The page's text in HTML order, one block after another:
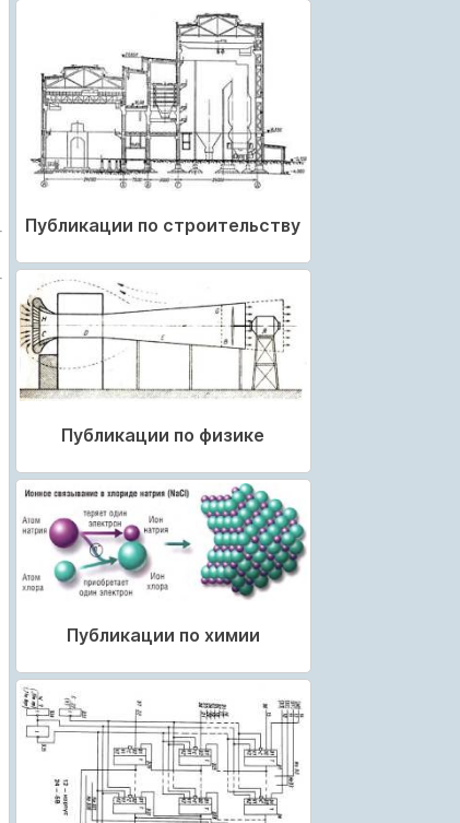
Публикации по строительству
Публикации по физике
Публикации по химии